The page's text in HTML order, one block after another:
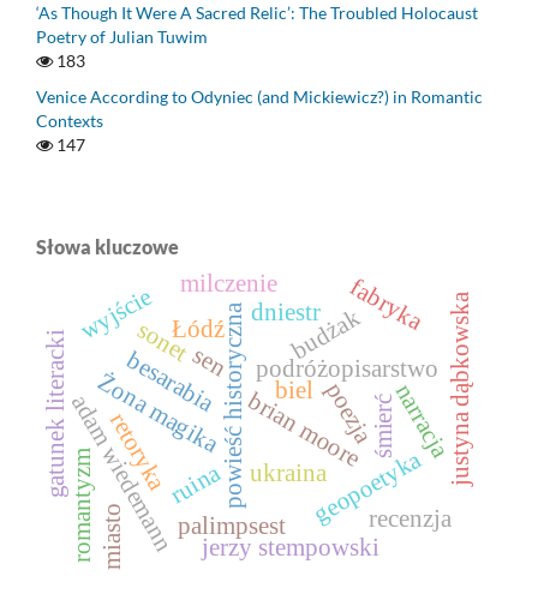
‘As Though It Were A Sacred Relic’: The Troubled Holocaust
Poetry of Julian Tuwim
183
Venice According to Odyniec (and Mickiewicz?) in Romantic
Contexts
147
Słowa kluczowe
brian moore
powieść historyczna
Żona magika podróżopisarstwo
geopoetyka
ruina
palimpsest
besarabia
budżak
dniestr
ukraina
jerzy stempowski
adam wiedemann poezja
sonet
gatunek literacki Łódź
miasto
fabryka
recenzja
justyna dąbkowska
biel
śmierć
wyjście milczenie
sen
romantyzm
narracja
retoryka